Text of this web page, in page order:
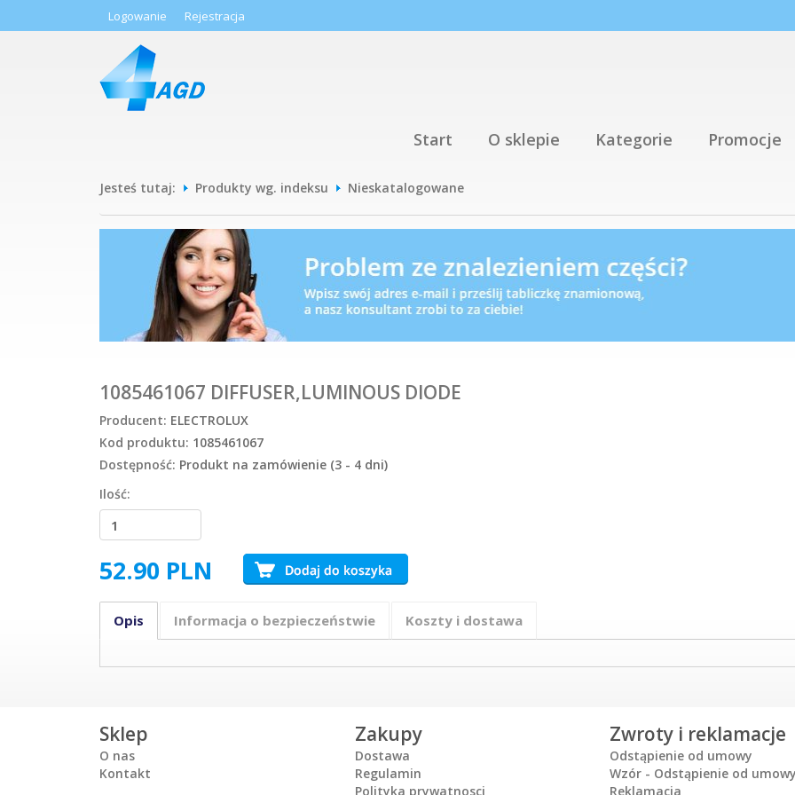
Logowanie Rejestracja
Start O sklepie Kategorie Promocje
Jesteś tutaj: Produkty wg. indeksu Nieskatalogowane
1085461067 DIFFUSER,LUMINOUS DIODE
Producent: ELECTROLUX
Kod produktu: 1085461067
Dostępność: Produkt na zamówienie (3 - 4 dni)
Ilość:
52.90 PLN
Opis Informacja o bezpieczeństwie Koszty i dostawa
Sklep
O nas
Kontakt
Zakupy
Dostawa
Regulamin
Polityka prywatnosci
Zwroty i reklamacje
Odstąpienie od umowy
Wzór - Odstąpienie od
Reklamacja